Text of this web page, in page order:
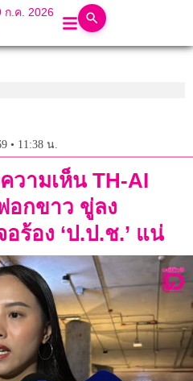
ก.ค. 2026
• 11:38 น.
วามเห็น TH-AI
อกขาว ขู่ลง
อร้อง ‘ป.ป.ช.’ แน่